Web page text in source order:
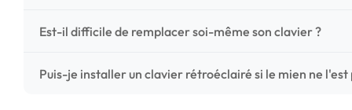
Un entretien régulier prolonge la vie de vos touches.
Est-il difficile de remplacer soi-même son clavier ?
C'est une réparation accessible et très économique !
Puis-je installer un clavier rétroéclairé si le mien ne l'est